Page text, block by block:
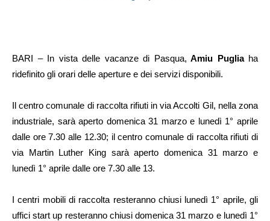
BARI – In vista delle vacanze di Pasqua, Amiu Pugliaha
ridefinito gli orari delle aperture e dei servizi disponibili.
Il centro comunale di raccolta rifiuti in via Accolti Gil, nella zona
industriale, sarà aperto domenica 31 marzo e lunedì 1° aprile
dalle ore 7.30 alle 12.30; il centro comunale di raccolta rifiuti di
via Martin Luther King sarà aperto domenica 31 marzo e
lunedì 1° aprile dalle ore 7.30 alle 13.
I centri mobili di raccolta resteranno chiusi lunedì 1° aprile, gli
uffici start up resteranno chiusi domenica 31 marzo e lunedì 1°